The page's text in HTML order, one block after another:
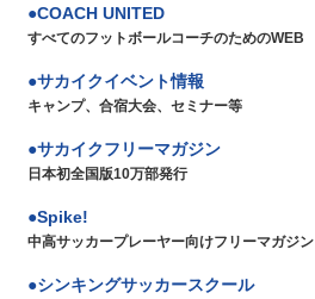
COACH UNITED
すべてのフットボールコーチのためのWEB
サカイクイベント情報
キャンプ、合宿大会、セミナー等
サカイクフリーマガジン
日本初全国版10万部発行
Spike!
中高サッカープレーヤー向けフリーマガジン
シンキングサッカースクール